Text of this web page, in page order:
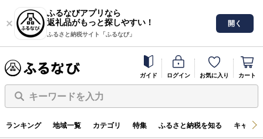
ふるなびアプリなら
返礼品がもっと探しやすい！
ふるさと納税サイト「ふるなび」
開く
ガイド ログイン お気に入り カート
キーワードを入力
ランキング 地域一覧 カテゴリ 特集 ふるさと納税を知る キャン